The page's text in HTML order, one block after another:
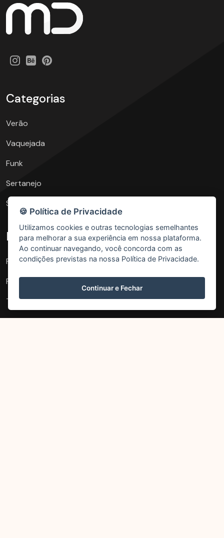
Categorias
Verão
Vaquejada
Funk
Sertanejo
São João
Elementos
PNG e 3D
Fontes
Texturas
🍪 Política de Privacidade
Utilizamos cookies e outras tecnologias semelhantes
para melhorar a sua experiência em nossa plataforma.
Ao continuar navegando, você concorda com as
condições previstas na nossa Política de Privacidade.
Continuar e Fechar